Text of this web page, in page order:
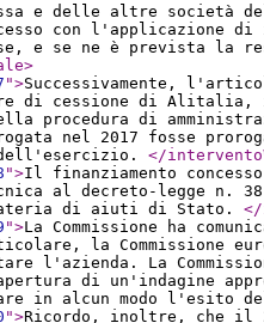
e delle altre società
con l'applicazione
e se ne è prevista la
>
">Successivamente,
di cessione di Alitalia,
procedura di
nel 2017 fosse
</
">Il finanziamento
al decreto-legge n. 38
di aiuti di Stato.
">La Commissione ha
la Commissione
l'azienda. La
di un'indagine
in alcun modo l'esito
">Ricordo, inoltre, che il